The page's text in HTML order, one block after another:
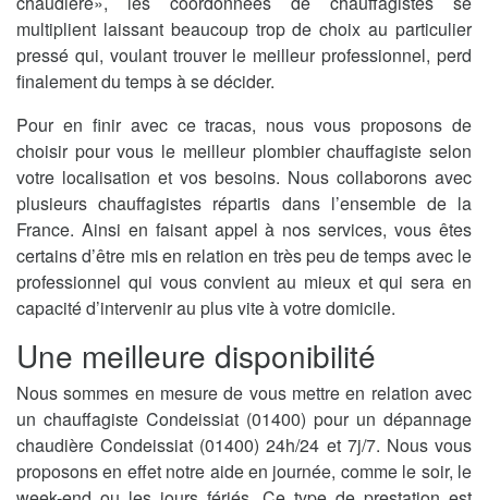
multiplient laissant beaucoup trop de choix au particulier
pressé qui, voulant trouver le meilleur professionnel, perd
finalement du temps à se décider.
Pour en finir avec ce tracas, nous vous proposons de
choisir pour vous le meilleur plombier chauffagiste selon
votre localisation et vos besoins. Nous collaborons avec
plusieurs chauffagistes répartis dans l’ensemble de la
France. Ainsi en faisant appel à nos services, vous êtes
certains d’être mis en relation en très peu de temps avec le
professionnel qui vous convient au mieux et qui sera en
capacité d’intervenir au plus vite à votre domicile.
Une meilleure disponibilité
Nous sommes en mesure de vous mettre en relation avec
un chauffagiste Condeissiat (01400) pour un dépannage
chaudière Condeissiat (01400) 24h/24 et 7j/7. Nous vous
proposons en effet notre aide en journée, comme le soir, le